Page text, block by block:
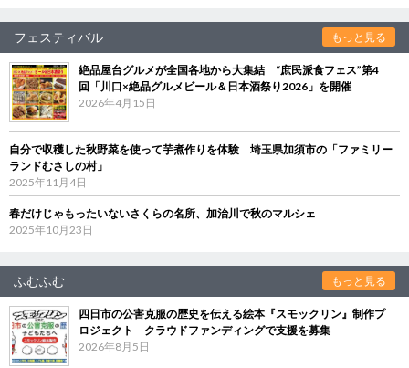
フェスティバル もっと見る
絶品屋台グルメが全国各地から大集結 “庶民派食フェス”第4
回「川口×絶品グルメビール＆日本酒祭り2026」を開催
2026年4月15日
自分で収穫した秋野菜を使って芋煮作りを体験 埼玉県加須市の「ファミリー
ランドむさしの村」
2025年11月4日
春だけじゃもったいないさくらの名所、加治川で秋のマルシェ
2025年10月23日
ふむふむ もっと見る
四日市の公害克服の歴史を伝える絵本『スモックリン』制作プ
ロジェクト クラウドファンディングで支援を募集
2026年8月5日